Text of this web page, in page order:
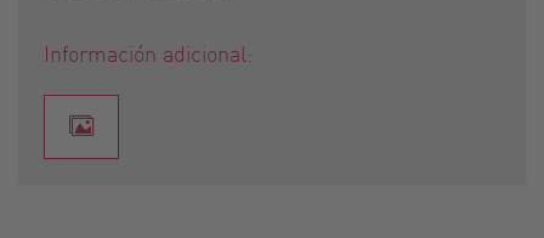
Información adicional: